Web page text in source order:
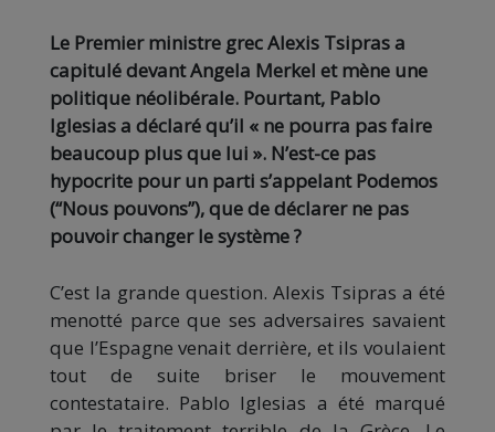
Le Premier ministre grec Alexis Tsipras a
capitulé devant Angela Merkel et mène une
politique néolibérale. Pourtant, Pablo
Iglesias a déclaré qu’il « ne pourra pas faire
beaucoup plus que lui ». N’est-ce pas
hypocrite pour un parti s’appelant Podemos
(‘‘Nous pouvons’’), que de déclarer ne pas
pouvoir changer le système ?
C’est la grande question. Alexis Tsipras a été
menotté parce que ses adversaires savaient
que l’Espagne venait derrière, et ils voulaient
tout de suite briser le mouvement
contestataire. Pablo Iglesias a été marqué